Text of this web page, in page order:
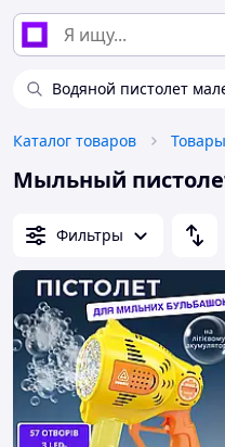
Водяной пистолет
Каталог товаров
Мыльный
Фильтры